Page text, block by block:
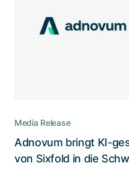
Media Release
Adnovum bringt KI-
von Sixfold in die